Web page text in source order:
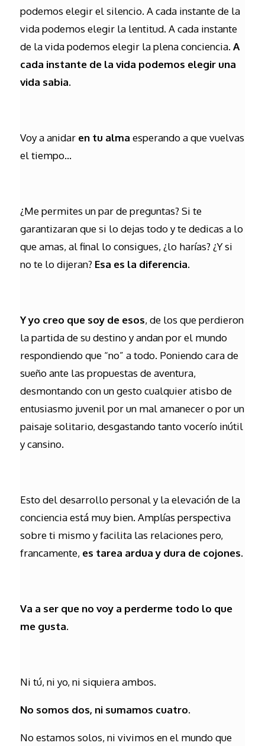
podemos elegir el silencio. A cada instante de la
vida podemos elegir la lentitud. A cada instante
de la vida podemos elegir la plena conciencia. A
cada instante de la vida podemos elegir una
vida sabia.
Voy a anidar en tu alma esperando a que vuelvas
el tiempo…
¿Me permites un par de preguntas? Si te
garantizaran que si lo dejas todo y te dedicas a lo
que amas, al final lo consigues, ¿lo harías? ¿Y si
no te lo dijeran? Esa es la diferencia.
Y yo creo que soy de esos, de los que perdieron
la partida de su destino y andan por el mundo
respondiendo que “no” a todo. Poniendo cara de
sueño ante las propuestas de aventura,
desmontando con un gesto cualquier atisbo de
entusiasmo juvenil por un mal amanecer o por un
paisaje solitario, desgastando tanto vocerío inútil
y cansino.
Esto del desarrollo personal y la elevación de la
conciencia está muy bien. Amplías perspectiva
sobre ti mismo y facilita las relaciones pero,
francamente, es tarea ardua y dura de cojones.
Va a ser que no voy a perderme todo lo que
me gusta.
Ni tú, ni yo, ni siquiera ambos.
No somos dos, ni sumamos cuatro.
No estamos solos, ni vivimos en el mundo que